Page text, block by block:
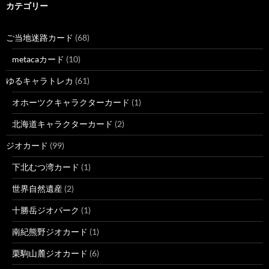
カテゴリー
ご当地迷路カード (68)
metacaカード (10)
ゆるキャラトレカ (61)
オホーツクキャラクターカード (1)
北海道キャラクターカード (2)
ジオカード (99)
下北むつ湾カード (1)
世界自然遺産 (2)
十勝岳ジオパーク (1)
南紀熊野ジオカード (1)
栗駒山麓ジオカード (6)